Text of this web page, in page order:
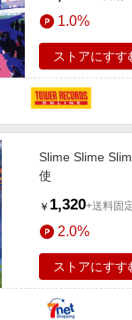
ス
版 1.0%
ストアにすす
Slime Slime
使
￥ 1,320+送料固
2.0%
ストアにすす